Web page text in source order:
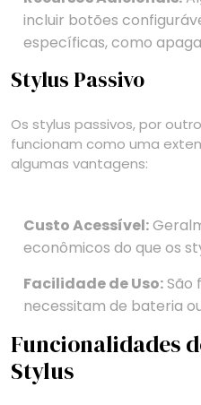
incluir botões
específicas, como
Stylus Passivo
Os stylus passivos, por
funcionam como uma
algumas vantagens:
Custo Acessível:
econômicos do que os
Facilidade de Uso:São
necessitam de bateria
Funcionalidades
Stylus